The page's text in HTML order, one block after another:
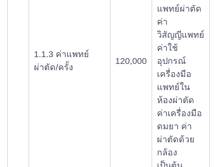
1.1.3 ค่าแพทย์
ผ่าตัด/ครั้ง
120,000
แพทย์ผ่าตัด
ค่า
วิสัญญีแพทย์
ค่าใช้
อุปกรณ์
เครื่องมือ
แพทย์ใน
ห้องผ่าตัด
ค่าเครื่องมือ
ดมยา ค่า
ผ่าตัดด้วย
กล้อง